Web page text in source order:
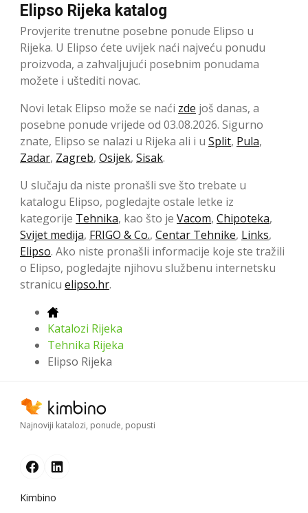
Elipso Rijeka katalog
Provjerite trenutne posebne ponude Elipso u
Rijeka. U Elipso ćete uvijek naći najveću ponudu
proizvoda, a zahvaljujući posebnim ponudama
možete i uštediti novac.
Novi letak Elipso može se naći zde još danas, a
posebne ponude vrijede od 03.08.2026. Sigurno
znate, Elipso se nalazi u Rijeka ali i u Split, Pula,
Zadar, Zagreb, Osijek, Sisak.
U slučaju da niste pronašli sve što trebate u
katalogu Elipso, pogledajte ostale letke iz
kategorije Tehnika, kao što je Vacom, Chipoteka,
Svijet medija, FRIGO & Co., Centar Tehnike, Links,
Elipso. Ako niste pronašli informacije koje ste tražili
o Elipso, pogledajte njihovu službenu internetsku
stranicu elipso.hr.
Katalozi Rijeka
Tehnika Rijeka
Elipso Rijeka
Najnoviji katalozi, ponude, popusti
Kimbino